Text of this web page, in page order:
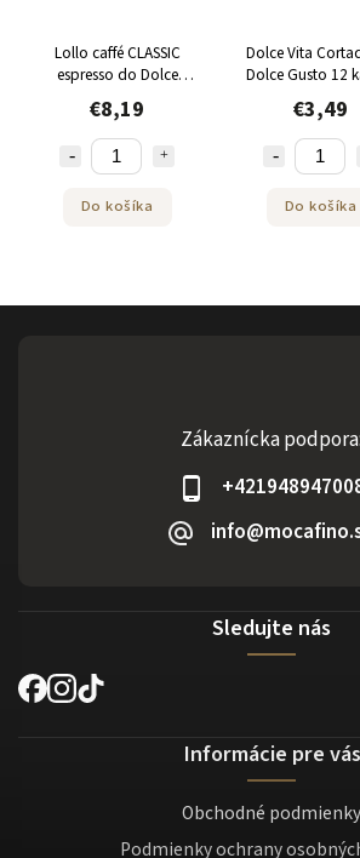
Lollo caffé CLASSIC
espresso do Dolce
Gusto 30ks kapsúl
€8,19
Do košíka
Dolce Vita
Dolce Gusto 12
€3,49
Do košíka
Zákaznícka podpora:
Sledujte nás
Informácie pre vás
Obchodné podmienky
Podmienky ochrany